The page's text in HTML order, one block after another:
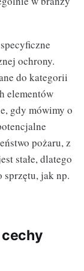
ochrony.
do kategorii
elementów
gdy mówimy o
pożaru, z
stałe, dlatego
sprzętu, jak np.
cechy